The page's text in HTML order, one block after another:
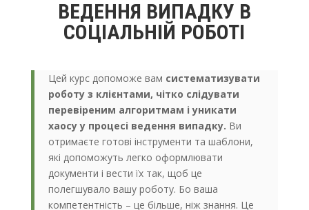
ВЕДЕННЯ ВИПАДКУ В
СОЦІАЛЬНІЙ РОБОТІ
Цей курс допоможе вам систематизувати
роботу з клієнтами, чітко слідувати
перевіреним алгоритмам і уникати
хаосу у процесі ведення випадку. Ви
отримаєте готові інструменти та шаблони,
які допоможуть легко оформлювати
документи і вести їх так, щоб це
полегшувало вашу роботу. Бо ваша
компетентність – це більше, ніж знання. Це